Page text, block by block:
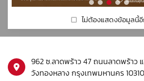
ไม่ต้องแสดงข้อมูลนี้
รีวิวร้านกาแ
Xlvi
Coffee Grinders
Victoria Arduino
Mahlkonig
Mazzer
ผลิตภัณฑ์กลุ่มนม
Real Fruit Mixes
Beverage Mix
Beverage Base
Syphon
Set Drip
Milklab962 ซ.ลาดพร้าว 47 ถนนลาดพร้าว
วังทองหลาง กรุงเทพมหานคร 10310